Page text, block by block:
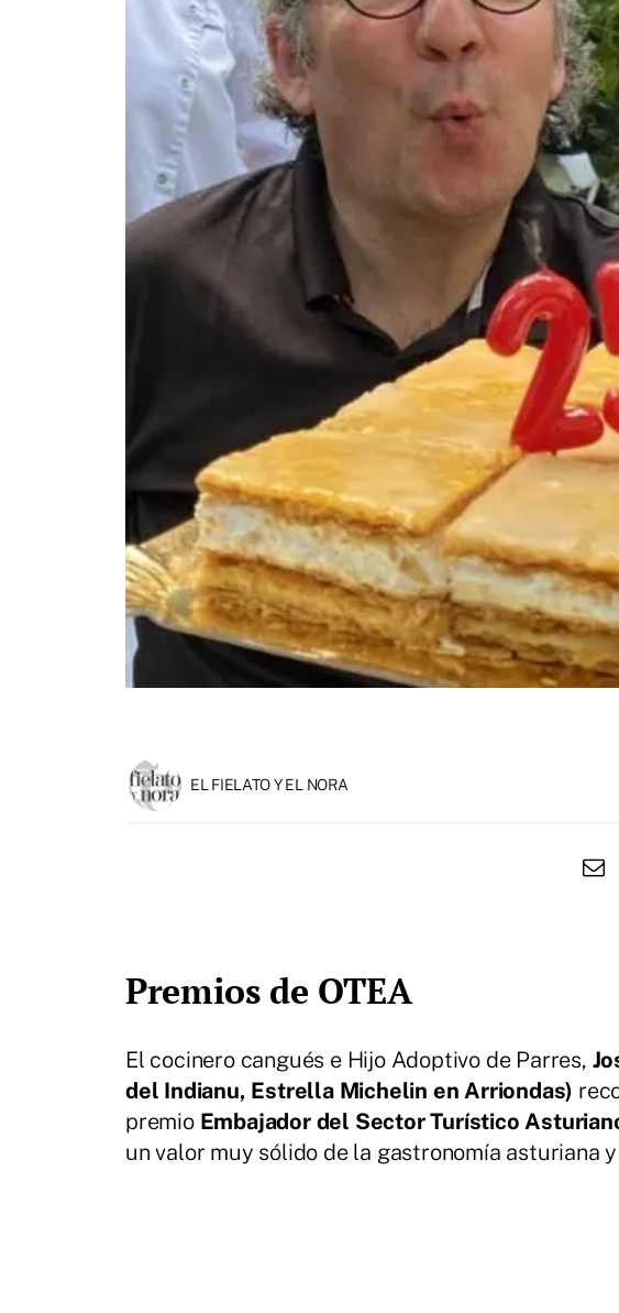
EL FIELATO Y EL NORA
Premios de OTEA
El cocinero cangués e Hijo Adoptivo de Parres,
del Indianu, Estrella Michelin en Arriondas)
premio Embajador del Sector Turístico
un valor muy sólido de la gastronomía asturiana